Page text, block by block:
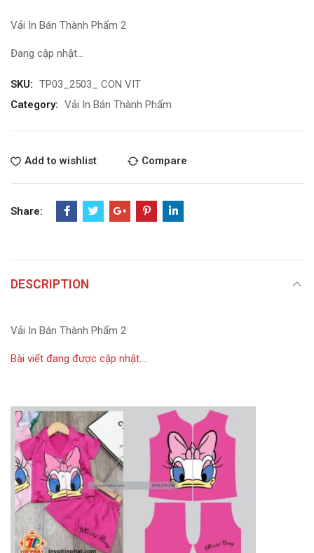
Vải In Bán Thành Phẩm 2
Đang cập nhật…
SKU: TP03_2503_ CON VIT
Category: Vải In Bán Thành Phẩm
Add to wishlist Compare
Share:
DESCRIPTION
Vải In Bán Thành Phẩm 2
Bài viết đang được cập nhật….